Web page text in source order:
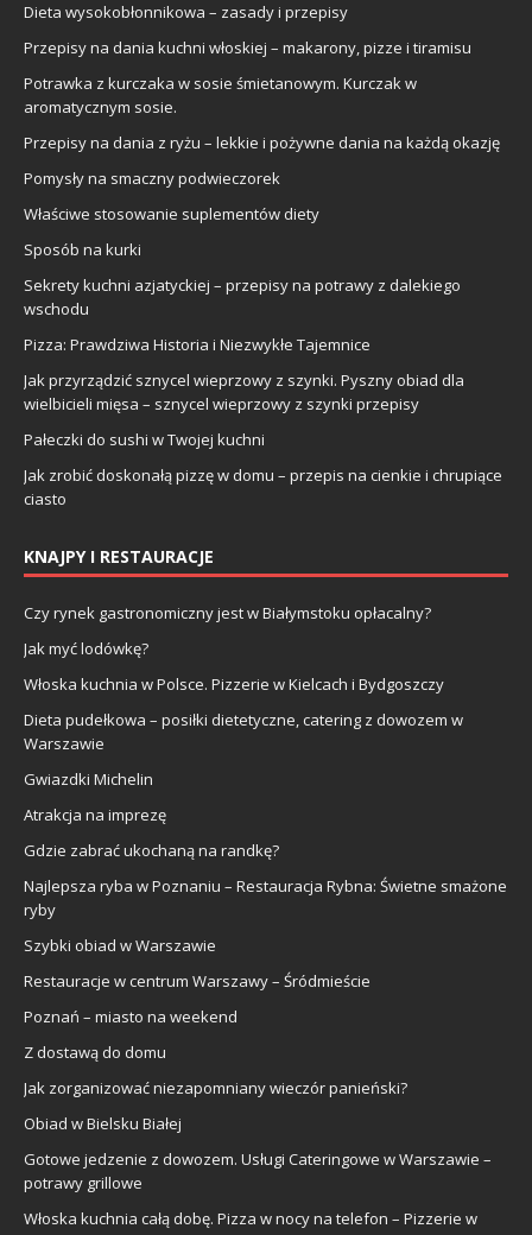
Dieta wysokobłonnikowa – zasady i przepisy
Przepisy na dania kuchni włoskiej – makarony, pizze i tiramisu
Potrawka z kurczaka w sosie śmietanowym. Kurczak w
aromatycznym sosie.
Przepisy na dania z ryżu – lekkie i pożywne dania na każdą okazję
Pomysły na smaczny podwieczorek
Właściwe stosowanie suplementów diety
Sposób na kurki
Sekrety kuchni azjatyckiej – przepisy na potrawy z dalekiego
wschodu
Pizza: Prawdziwa Historia i Niezwykłe Tajemnice
Jak przyrządzić sznycel wieprzowy z szynki. Pyszny obiad dla
wielbicieli mięsa – sznycel wieprzowy z szynki przepisy
Pałeczki do sushi w Twojej kuchni
Jak zrobić doskonałą pizzę w domu – przepis na cienkie i chrupiące
ciasto
KNAJPY I RESTAURACJE
Czy rynek gastronomiczny jest w Białymstoku opłacalny?
Jak myć lodówkę?
Włoska kuchnia w Polsce. Pizzerie w Kielcach i Bydgoszczy
Dieta pudełkowa – posiłki dietetyczne, catering z dowozem w
Warszawie
Gwiazdki Michelin
Atrakcja na imprezę
Gdzie zabrać ukochaną na randkę?
Najlepsza ryba w Poznaniu – Restauracja Rybna: Świetne smażone
ryby
Szybki obiad w Warszawie
Restauracje w centrum Warszawy – Śródmieście
Poznań – miasto na weekend
Z dostawą do domu
Jak zorganizować niezapomniany wieczór panieński?
Obiad w Bielsku Białej
Gotowe jedzenie z dowozem. Usługi Cateringowe w Warszawie –
potrawy grillowe
Włoska kuchnia całą dobę. Pizza w nocy na telefon – Pizzerie w